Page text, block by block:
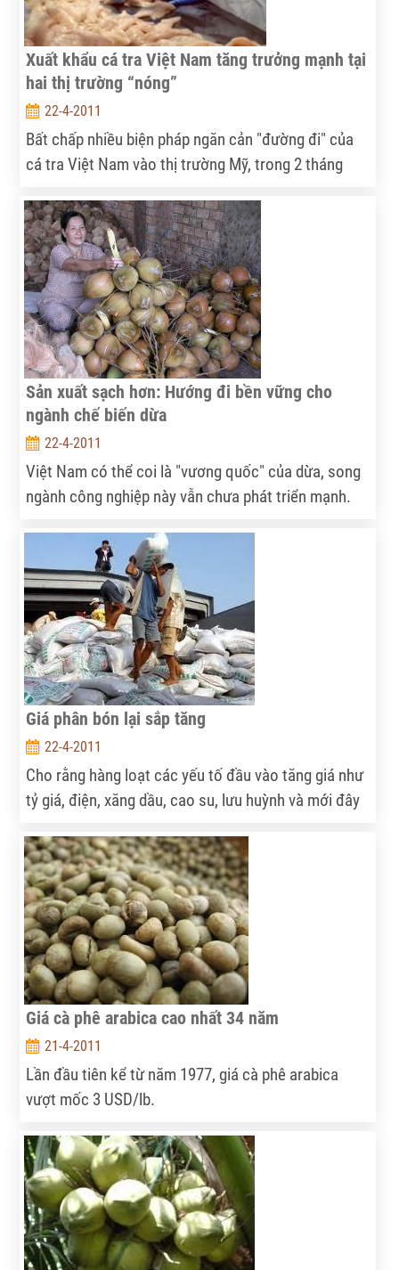
cây sẽ bung hoa đồng loạt.
Xuất khẩu cá tra Việt Nam tăng trưởng mạnh tại
hai thị trường “nóng”
22-4-2011
Bất chấp nhiều biện pháp ngăn cản "đường đi" của
cá tra Việt Nam vào thị trường Mỹ, trong 2 tháng
trưởng mạnh tại 2 thị trường "nóng" là Mỹ và Braxin.
Đây là nỗ lực của các bộ, ngành liên quan và doanh
nghiệp.
Sản xuất sạch hơn: Hướng đi bền vững cho
ngành chế biến dừa
22-4-2011
Việt Nam có thể coi là "vương quốc" của dừa, song
ngành công nghiệp này vẫn chưa phát triển mạnh.
ngành chế biến dừa vẫn chưa nhận thức hết tầm
quan trọng của việc sản xuất sạch hơn (SXSH) và áp
dụng nó vào sản xuất...
Giá phân bón lại sắp tăng
22-4-2011
Cho rằng hàng loạt các yếu tố đầu vào tăng giá như
tỷ giá, điện, xăng dầu, cao su, lưu huỳnh và mới đây
Tập đoàn Hóa chất Việt Nam vừa thông báo sẽ lại
phải tăng giá phân bón khi vụ hè thu đang đến gần.
Giá cà phê arabica cao nhất 34 năm
21-4-2011
Lần đầu tiên kể từ năm 1977, giá cà phê arabica
vượt mốc 3 USD/lb.